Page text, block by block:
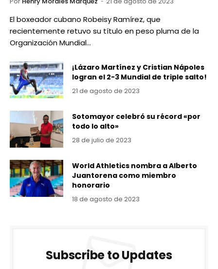
El boxeador cubano Robeisy Ramírez, que
recientemente retuvo su título en peso pluma de la
Organización Mundial…
¡Lázaro Martínez y Cristian Nápoles
logran el 2-3 Mundial de triple salto!
21 de agosto de 2023
Sotomayor celebró su récord «por
todo lo alto»
28 de julio de 2023
World Athletics nombra a Alberto
Juantorena como miembro
honorario
18 de agosto de 2023
Subscribe to Updates